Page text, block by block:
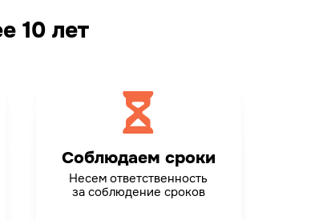
10 лет
Соблюдаем сроки
Несем ответственность
за соблюдение сроков